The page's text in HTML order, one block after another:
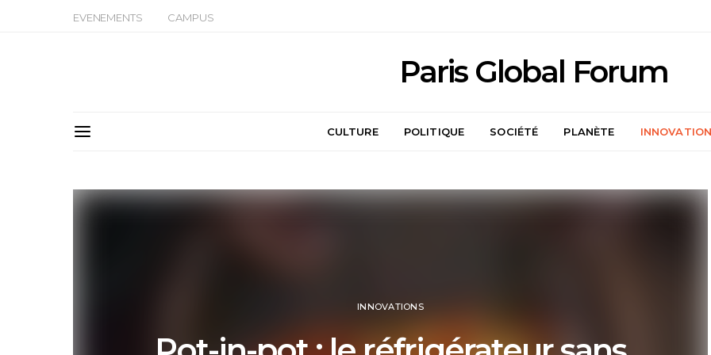
EVENEMENTS CAMPUS
Paris Global Forum
CULTURE POLITIQUE SOCIÉTÉ PLANÈTE
INNOVATIONS